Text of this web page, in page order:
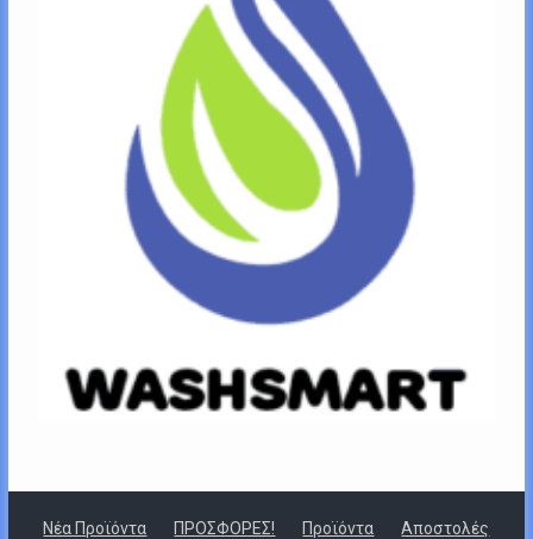
Νέα Προϊόντα ΠΡΟΣΦΟΡΕΣ! Προϊόντα Αποστολές